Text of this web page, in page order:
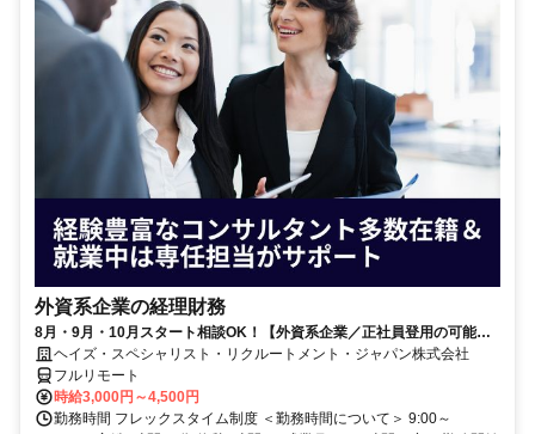
外資系企業の経理財務
8月・9月・10月スタート相談OK！【外資系企業／正社員登用の可能性
大／700万～800万／リモート勤務OK】経理財務
ヘイズ・スペシャリスト・リクルートメント・ジャパン株式会社
フルリモート
時給3,000円～4,500円
勤務時間 フレックスタイム制度 ＜勤務時間について＞ 9:00～